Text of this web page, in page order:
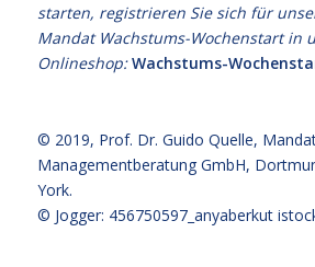
starten, registrieren Sie sich für
Mandat Wachstums-Wochenstart in
Onlineshop:Wachstums-
© 2019, Prof. Dr. Guido Quelle,
Managementberatung GmbH,
York.
© Jogger: 456750597_anyaberkut